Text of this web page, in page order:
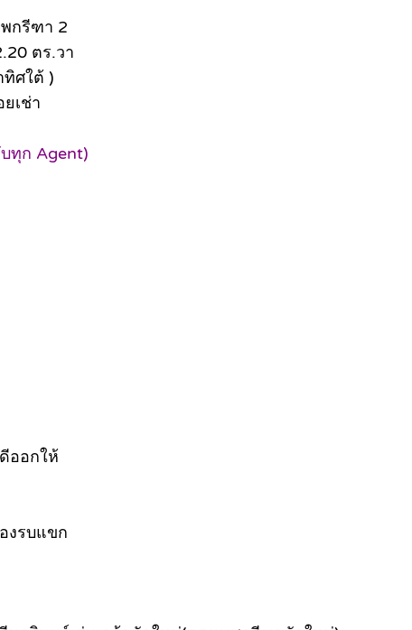
พกรีฑา 2
ตร.วา
ศใต้ )
เช่า
ทุก Agent)
ออกให้
งรบแขก